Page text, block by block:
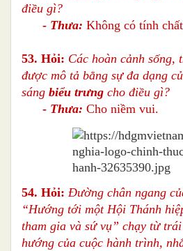
điều gì?
- Thưa: Không có tính
53. Hỏi: Các hoàn cảnh sống,
được mô tả bằng sự đa dạng
sáng biểu trưng cho điều gì?
- Thưa: Cho niềm vui.
54. Hỏi: Đường chân ngang
“Hướng tới một Hội Thánh
tham gia và sứ vụ” chạy từ
hướng của cuộc hành trình,